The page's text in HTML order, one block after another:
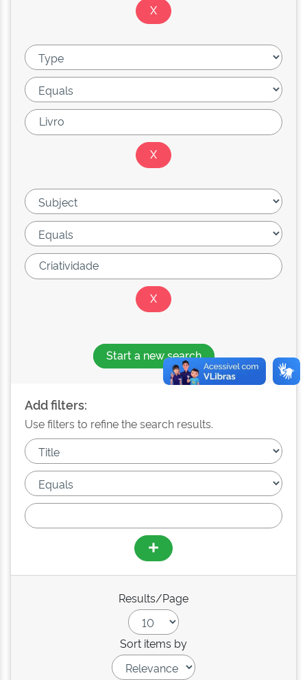
Start a new search
Add filters:
Use filters to refine the search results.
Results/Page
Sort items by